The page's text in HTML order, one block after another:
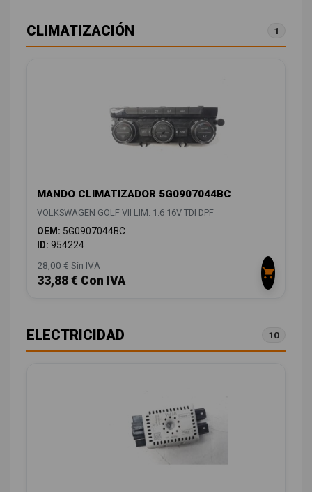
CLIMATIZACIÓN 1
MANDO CLIMATIZADOR 5G0907044BC
VOLKSWAGEN GOLF VII LIM. 1.6 16V TDI DPF
OEM: 5G0907044BC
ID: 954224
28,00 € Sin IVA
33,88 € Con IVA
ELECTRICIDAD 10